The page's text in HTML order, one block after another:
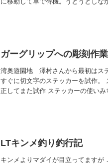
ガーグリップへの彫刻作業
湾奥遊園地 澤村さんから最初はス
すぐに切文字のステッカーを試作。
正してまた試作 ステッカーの使い
LTキンメ釣り釣行記
キンメよりマダイが目立ってますが